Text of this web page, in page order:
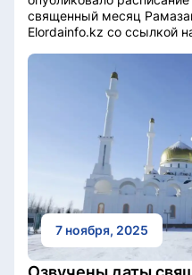
священный месяц
Elordainfo.kz со ссылкой
7 ноября, 2025